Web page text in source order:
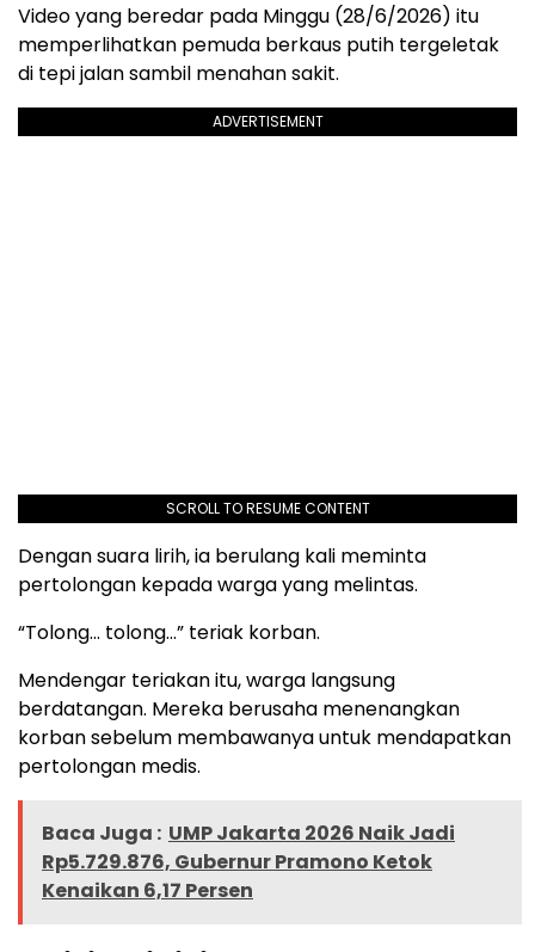
Video yang beredar pada Minggu (28/6/2026) itu
memperlihatkan pemuda berkaus putih tergeletak
di tepi jalan sambil menahan sakit.
ADVERTISEMENT
SCROLL TO RESUME CONTENT
Dengan suara lirih, ia berulang kali meminta
pertolongan kepada warga yang melintas.
“Tolong… tolong…” teriak korban.
Mendengar teriakan itu, warga langsung
berdatangan. Mereka berusaha menenangkan
korban sebelum membawanya untuk mendapatkan
pertolongan medis.
Baca Juga : UMP Jakarta 2026 Naik Jadi
Rp5.729.876, Gubernur Pramono Ketok
Kenaikan 6,17 Persen